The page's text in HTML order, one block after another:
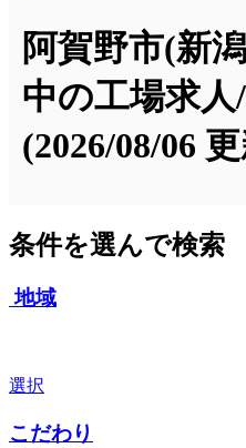
阿賀野市(新
中の工場求
(2026/08/06
条件を選んで検索
地域
選択
こだわり